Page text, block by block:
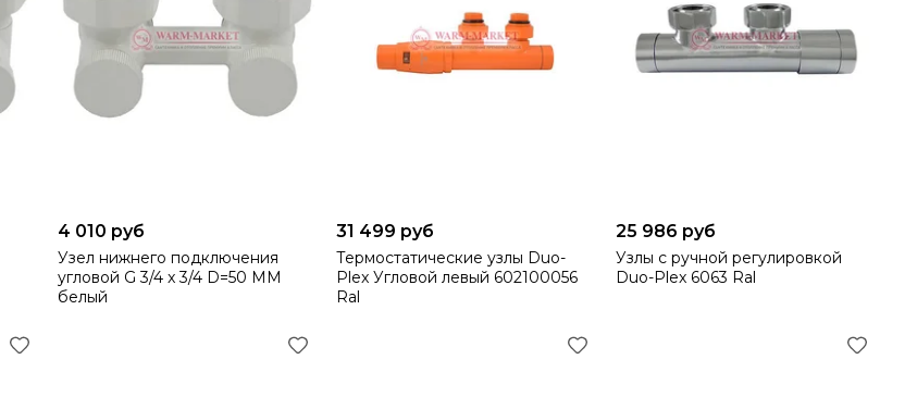
4 010 руб
Узел нижнего подключения
угловой G 3/4 x 3/4 D=50 MM
белый
31 499 руб
Термостатические узлы Duo-
Plex Угловой левый 602100056
Ral
25 986 руб
Узлы с ручной регулировкой
Duo-Plex 6063 Ral